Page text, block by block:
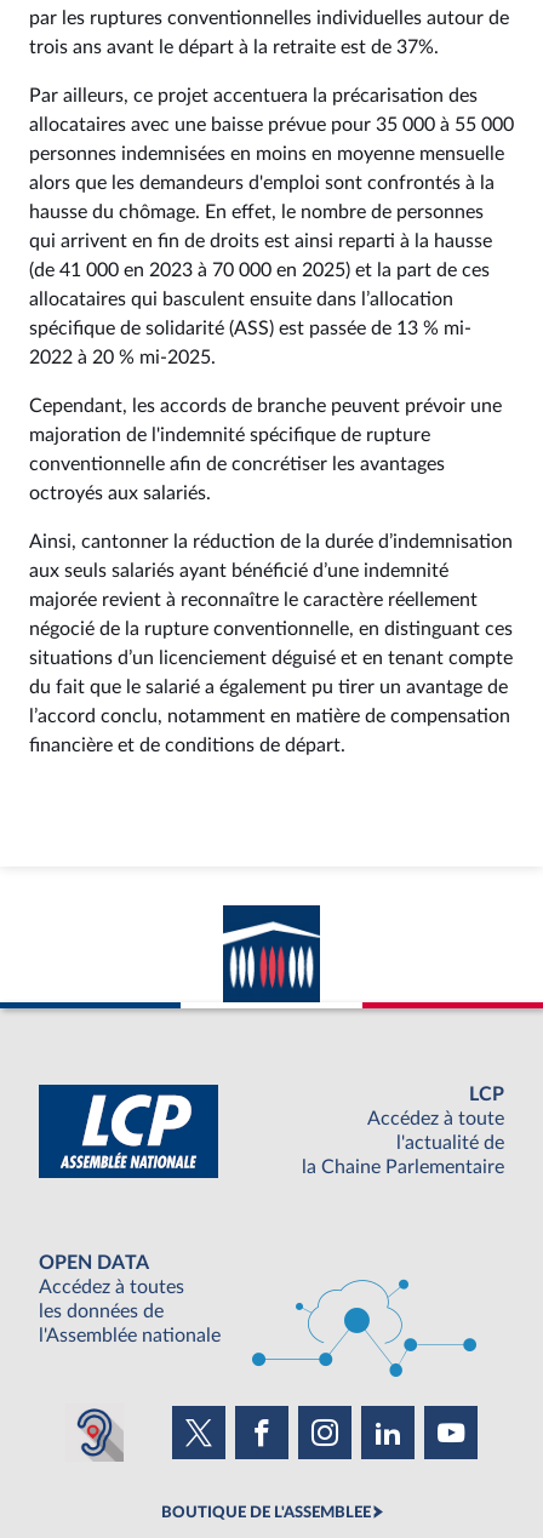
par les ruptures conventionnelles individuelles autour de
trois ans avant le départ à la retraite est de 37%.
Par ailleurs, ce projet accentuera la précarisation des
allocataires avec une baisse prévue pour 35 000 à 55 000
personnes indemnisées en moins en moyenne mensuelle
alors que les demandeurs d'emploi sont confrontés à la
hausse du chômage. En effet, le nombre de personnes
qui arrivent en fin de droits est ainsi reparti à la hausse
(de 41 000 en 2023 à 70 000 en 2025) et la part de ces
allocataires qui basculent ensuite dans l’allocation
spécifique de solidarité (ASS) est passée de 13 % mi-
2022 à 20 % mi-2025.
Cependant, les accords de branche peuvent prévoir une
majoration de l'indemnité spécifique de rupture
conventionnelle afin de concrétiser les avantages
octroyés aux salariés.
Ainsi, cantonner la réduction de la durée d’indemnisation
aux seuls salariés ayant bénéficié d’une indemnité
majorée revient à reconnaître le caractère réellement
négocié de la rupture conventionnelle, en distinguant ces
situations d’un licenciement déguisé et en tenant compte
du fait que le salarié a également pu tirer un avantage de
l’accord conclu, notamment en matière de compensation
financière et de conditions de départ.
LCP
Accédez à toute
l'actualité de
la Chaine Parlementaire
OPEN DATA
Accédez à toutes
les données de
l'Assemblée nationale
BOUTIQUE DE L'ASSEMBLEE